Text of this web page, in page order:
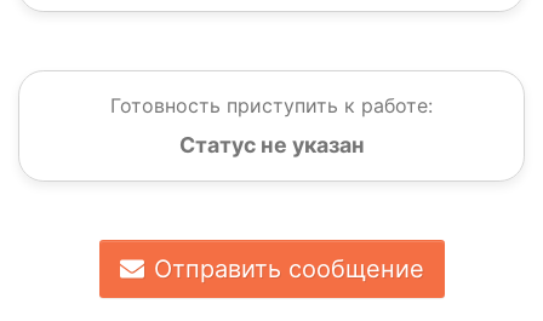
Готовность приступить к работе:
Статус не указан
Отправить сообщение